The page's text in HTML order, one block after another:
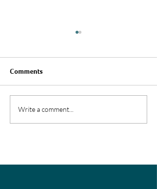
Kundehistorie: Hydro
Aluminium Sunndal
Comments
Write a comment...